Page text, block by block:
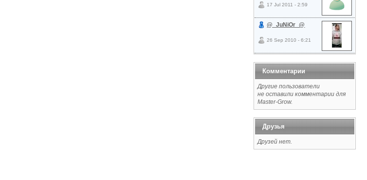
17 Jul 2011 - 2:59
@_JuNiOr_@
26 Sep 2010 - 6:21
Комментарии
Другие пользователи
не оставили комментарии для
Master-Grow.
Друзья
Друзей нет.